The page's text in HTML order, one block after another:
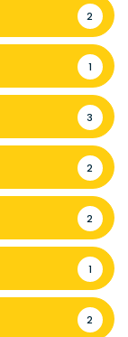
2
1
3
2
2
1
2